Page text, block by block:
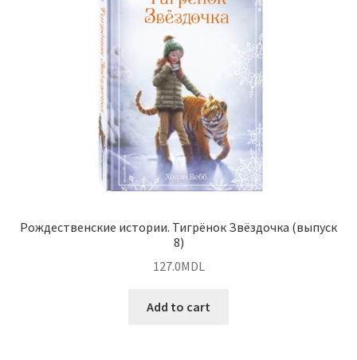
Рождественские истории. Тигрёнок Звёздочка (выпуск
8)
127.0MDL
Add to cart